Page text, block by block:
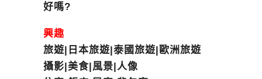
好嗎?
興趣
旅遊|日本旅遊|泰國旅遊|歐洲旅遊
攝影|美食|風景|人像